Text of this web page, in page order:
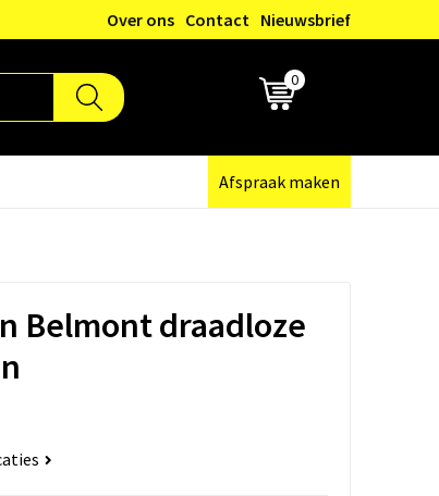
Over ons Contact Nieuwsbrief
0
Afspraak maken
Belmont draadloze